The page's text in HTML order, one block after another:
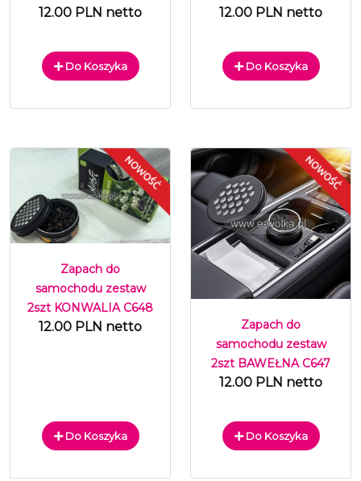
12.00 PLN netto
Do Koszyka
12.00 PLN netto
Do Koszyka
Zapach do
samochodu zestaw
2szt KONWALIA C648
12.00 PLN netto
Do Koszyka
Zapach do
samochodu zestaw
2szt BAWEŁNA C647
12.00 PLN netto
Do Koszyka